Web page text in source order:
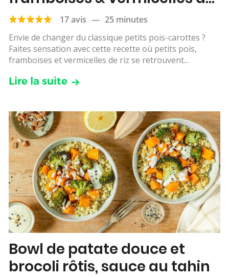
riz
17 avis — 25 minutes
Envie de changer du classique petits pois-carottes ?
Faites sensation avec cette recette où petits pois,
framboises et vermicelles de riz se retrouvent...
Lire la suite
Bowl de patate douce et
brocoli rôtis, sauce au tahin